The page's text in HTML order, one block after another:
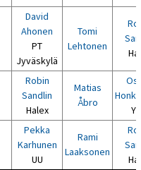
David
Ahonen
PT
Jyväskylä
Tomi
Lehtonen
Robin
Sandlin
Halex
Matias
Åbro
Pekka
Karhunen
UU
Rami
Laaksonen